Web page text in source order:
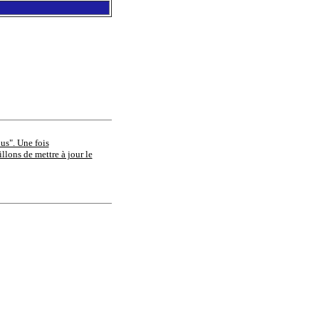
Une fois
de mettre à jour le